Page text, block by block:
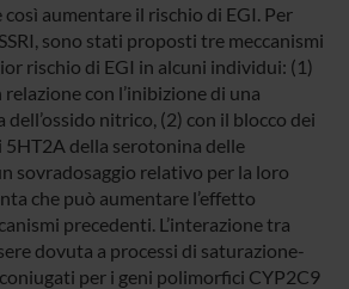
aumentare il rischio di EGI. Per
sono stati proposti tre meccanismi
rischio di EGI in alcuni individui: (1)
relazione con l’inibizione di una
nitrico, (2) con il blocco dei
della serotonina delle
sovradosaggio relativo per la loro
che può aumentare l’effetto
precedenti. L’interazione tra
dovuta a processi di saturazione-
per i geni polimorfici CYP2C9